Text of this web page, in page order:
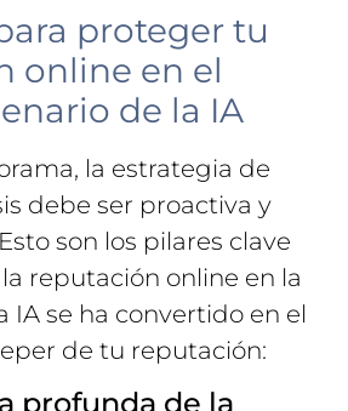
proteger tu
online en el
de la IA
la estrategia de
debe ser proactiva y
son los pilares clave
reputación online en la
IA se ha convertido en el
de tu reputación:
profunda de la